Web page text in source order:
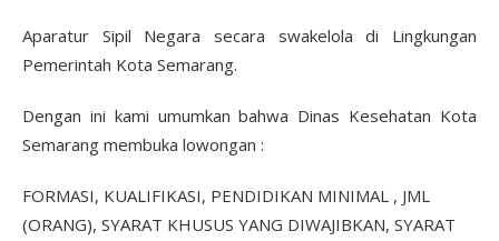
Aparatur Sipil Negara secara swakelola di Lingkungan
Pemerintah Kota Semarang.
Dengan ini kami umumkan bahwa Dinas Kesehatan Kota
Semarang membuka lowongan :
FORMASI, KUALIFIKASI, PENDIDIKAN MINIMAL , JML
(ORANG), SYARAT KHUSUS YANG DIWAJIBKAN, SYARAT